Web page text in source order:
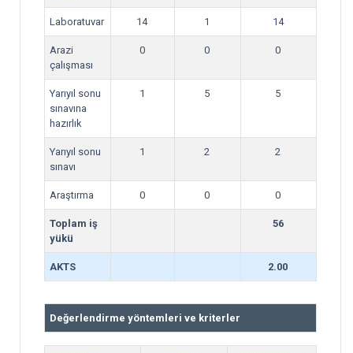
Laboratuvar 14 1 14
Arazi
çalışması
0 0 0
Yarıyıl sonu
sınavına
hazırlık
1 5 5
Yarıyıl sonu
sınavı
1 2 2
Araştırma 0 0 0
Toplam iş
yükü
56
AKTS 2.00
Değerlendirme yöntemleri ve kriterler